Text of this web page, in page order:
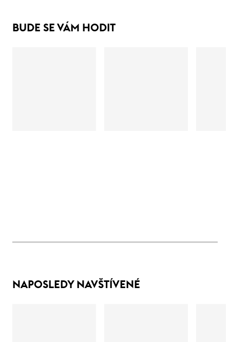
BUDE SE VÁM HODIT
NAPOSLEDY NAVŠTÍVENÉ